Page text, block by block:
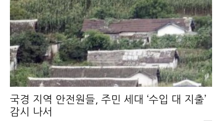
국경 지역 안전원들, 주민 세대 ‘수입 대 지출’
감시 나서